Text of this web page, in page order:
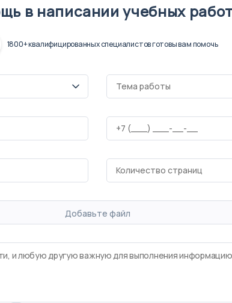
в написании учебных
1800+ квалифицированных специалистов готовы вам помочь
Добавьте файл